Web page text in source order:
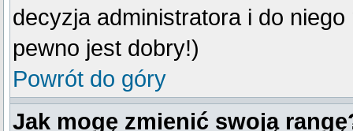
decyzja administratora i do
pewno jest dobry!)
Powrót do góry
Jak mogę zmienić swoją